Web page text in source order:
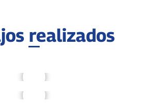
realizados